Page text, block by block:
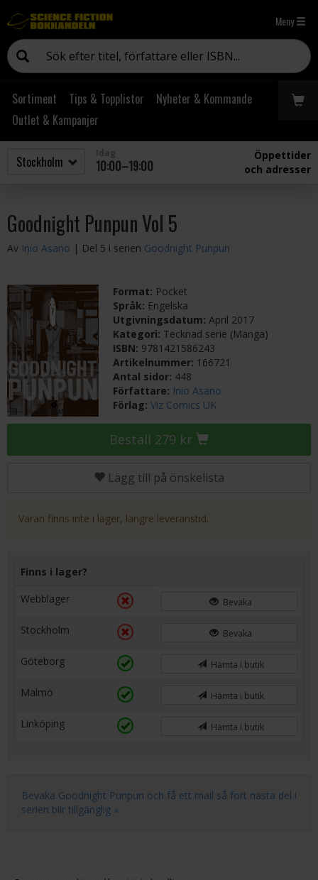
Meny
Sortiment Tips & Topplistor
Nyheter & Kommande
Outlet & Kampanjer
10:00–19:00
Öppettider
och adresser
Goodnight Punpun Vol 5
Av Inio Asano | Del 5 i serien Goodnight Punpun
Format: Pocket
Språk: Engelska
Utgivningsdatum:April 2017
Kategori: Tecknad serie (Manga)
ISBN: 9781421586243
Artikelnummer: 166721
Antal sidor: 448
Författare: Inio Asano
Förlag:Viz Comics UK
Beställ 279 kr
Lägg till på önskelista
Varan finns inte i lager, längre leveranstid.
Finns i lager?
Webblager
Bevaka
Stockholm Bevaka
Göteborg Hämta i butik
Malmö Hämta i butik
Linköping Hämta i butik
Bevaka Goodnight Punpun och få ett mail så fort nästa del i
serien blir tillgänglig »